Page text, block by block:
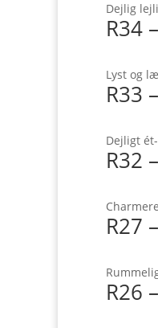
Dejlig
R34
Lyst og
R33
Dejligt
R32
R27
R26